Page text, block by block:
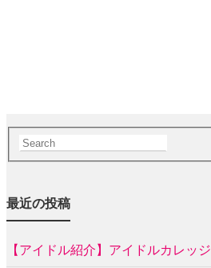
最近の投稿
【アイドル紹介】アイドルカレッジ